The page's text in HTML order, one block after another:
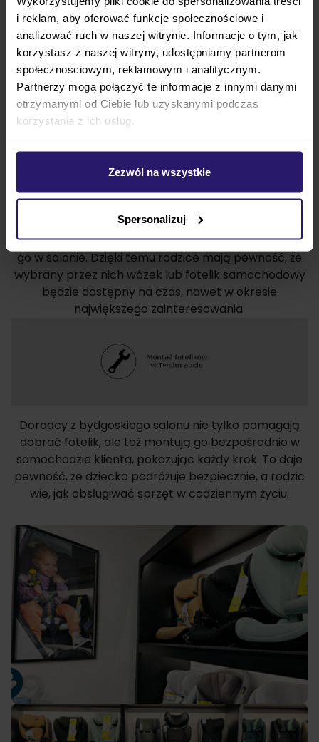
i reklam, aby oferować funkcje społecznościowe i
analizować ruch w naszej witrynie. Informacje o tym, jak
korzystasz z naszej witryny, udostępniamy partnerom
społecznościowym, reklamowym i analitycznym.
Partnerzy mogą połączyć te informacje z innymi danymi
otrzymanymi od Ciebie lub uzyskanymi podczas
korzystania z ich usług.
Zezwól na wszystkie
Spersonalizuj
temu BoboWózki Bydgoszcz zapewnia rodzicom
spokój i pewność, że każdy wózek czy fotelik będzie
służył przez wiele sezonów.
Możliwość wcześniejszej rezerwacji to wygoda, którą
doceniają przyszli rodzice. Wystarczy zarezerwować
wybrany model, a po narodzinach dziecka odebrać
go w salonie. Dzięki temu rodzice mają pewność, że
wybrany przez nich wózek lub fotelik samochodowy
będzie dostępny na czas, nawet w okresie
największego zainteresowania.
Doradcy z bydgoskiego salonu nie tylko pomagają
dobrać fotelik, ale też montują go bezpośrednio w
samochodzie klienta, pokazując każdy krok. To daje
pewność, że dziecko podróżuje bezpiecznie, a rodzic
wie, jak obsługiwać sprzęt w codziennym życiu.